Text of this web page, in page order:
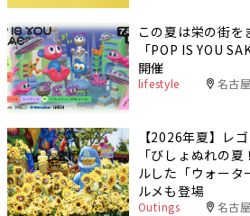
この夏は栄の街を
「POP IS YOU
開催
lifestyle 名古
【2026年夏】レ
「びしょぬれの
ルした「ウォータ
ルメも登場
Outings 名古